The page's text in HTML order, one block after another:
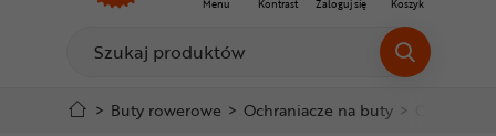
Do koszyka
Szczegółowe informacje
Menu Kontrast Zaloguj się Koszyk
Akcesoria
Odzież
> Buty rowerowe > Ochraniacze na buty >